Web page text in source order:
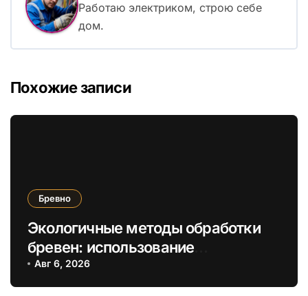
Работаю электриком, строю себе
дом.
Похожие записи
Бревно
Экологичные методы обработки
бревен: использование
натуральных масел вместо
химикатов
Авг 6, 2026